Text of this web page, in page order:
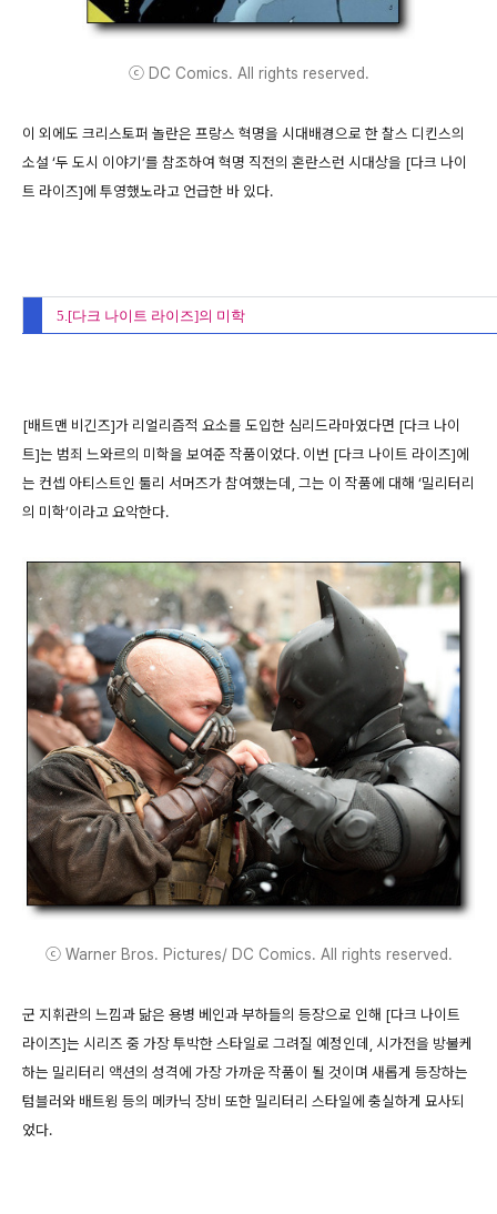
ⓒ DC Comics. All rights reserved.
이 외에도 크리스토퍼 놀란은 프랑스 혁명을 시대배경으로 한 찰스 디킨스의
소설 ‘두 도시 이야기’를 참조하여 혁명 직전의 혼란스런 시대상을 [다크 나이
트 라이즈]에 투영했노라고 언급한 바 있다.
5.[다크 나이트 라이즈]의 미학
[배트맨 비긴즈]가 리얼리즘적 요소를 도입한 심리드라마였다면 [다크 나이
트]는 범죄 느와르의 미학을 보여준 작품이었다. 이번 [다크 나이트 라이즈]에
는 컨셉 아티스트인 툴리 서머즈가 참여했는데, 그는 이 작품에 대해 ‘밀리터리
의 미학’이라고 요악한다.
ⓒ Warner Bros. Pictures/ DC Comics. All rights reserved.
군 지휘관의 느낌과 닮은 용병 베인과 부하들의 등장으로 인해 [다크 나이트
라이즈]는 시리즈 중 가장 투박한 스타일로 그려질 예정인데, 시가전을 방불케
하는 밀리터리 액션의 성격에 가장 가까운 작품이 될 것이며 새롭게 등장하는
텀블러와 배트윙 등의 메카닉 장비 또한 밀리터리 스타일에 충실하게 묘사되
었다.